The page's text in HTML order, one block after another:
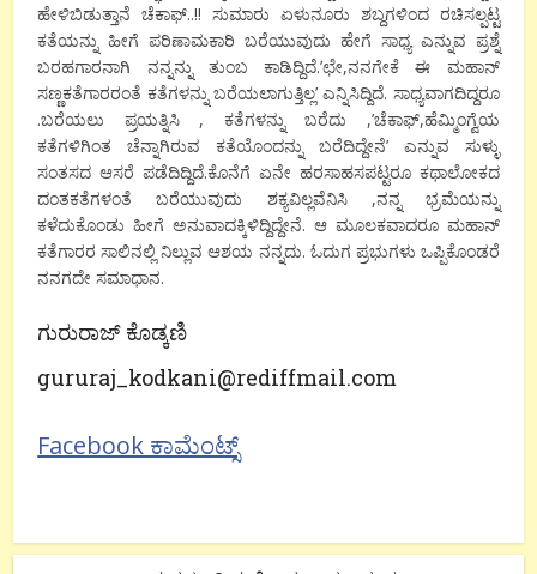
ಹೇಳಿಬಿಡುತ್ತಾನೆ ಚೆಕಾಫ್..!! ಸುಮಾರು ಏಳುನೂರು ಶಬ್ದಗಳಿಂದ ರಚಿಸಲ್ಪಟ್ಟ
ಕತೆಯನ್ನು ಹೀಗೆ ಪರಿಣಾಮಕಾರಿ ಬರೆಯುವುದು ಹೇಗೆ ಸಾಧ್ಯ ಎನ್ನುವ ಪ್ರಶ್ನೆ
ಬರಹಗಾರನಾಗಿ ನನ್ನನ್ನು ತುಂಬ ಕಾಡಿದ್ದಿದೆ.’ಛೇ,ನನಗೇಕೆ ಈ ಮಹಾನ್
ಸಣ್ಣಕತೆಗಾರರಂತೆ ಕತೆಗಳನ್ನು ಬರೆಯಲಾಗುತ್ತಿಲ್ಲ’ ಎನ್ನಿಸಿದ್ದಿದೆ. ಸಾಧ್ಯವಾಗದಿದ್ದರೂ
.ಬರೆಯಲು ಪ್ರಯತ್ನಿಸಿ , ಕತೆಗಳನ್ನು ಬರೆದು ,’ಚೆಕಾಫ್,ಹೆಮ್ಮಿಂಗ್ವೆಯ
ಕತೆಗಳಿಗಿಂತ ಚೆನ್ನಾಗಿರುವ ಕತೆಯೊಂದನ್ನು ಬರೆದಿದ್ದೇನೆ’ ಎನ್ನುವ ಸುಳ್ಳು
ಸಂತಸದ ಆಸರೆ ಪಡೆದಿದ್ದಿದೆ.ಕೊನೆಗೆ ಏನೇ ಹರಸಾಹಸಪಟ್ಟರೂ ಕಥಾಲೋಕದ
ದಂತಕತೆಗಳಂತೆ ಬರೆಯುವುದು ಶಕ್ಯವಿಲ್ಲವೆನಿಸಿ ,ನನ್ನ ಭ್ರಮೆಯನ್ನು
ಕಳೆದುಕೊಂಡು ಹೀಗೆ ಅನುವಾದಕ್ಕಿಳಿದ್ದಿದ್ದೇನೆ. ಆ ಮೂಲಕವಾದರೂ ಮಹಾನ್
ಕತೆಗಾರರ ಸಾಲಿನಲ್ಲಿ ನಿಲ್ಲುವ ಆಶಯ ನನ್ನದು. ಓದುಗ ಪ್ರಭುಗಳು ಒಪ್ಪಿಕೊಂಡರೆ
ನನಗದೇ ಸಮಾಧಾನ.
ಗುರುರಾಜ್ ಕೊಡ್ಕಣಿ
gururaj_kodkani@rediffmail.com
Facebook ಕಾಮೆಂಟ್ಸ್